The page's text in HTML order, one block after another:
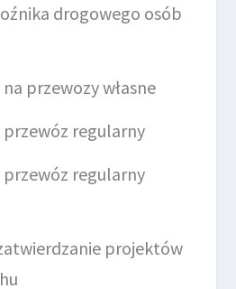
drogowego osób
przewozy własne
regularny
regularny
projektów